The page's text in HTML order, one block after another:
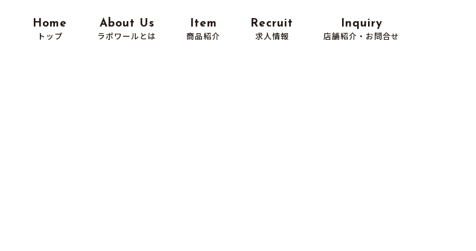
Home
トップ
About Us
ラポワールとは
Item
商品紹介
Recruit
求人情報
Inquiry
店舗紹介・お問合せ